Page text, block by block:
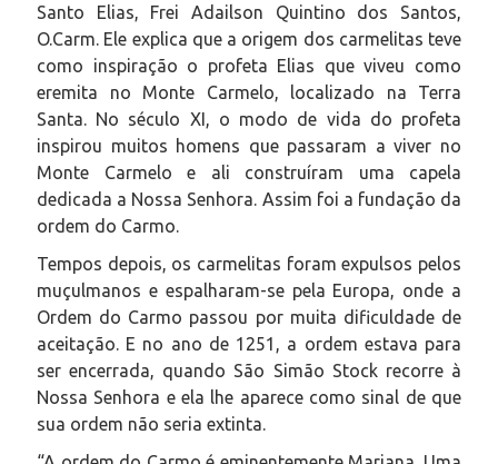
Santo Elias, Frei Adailson Quintino dos Santos,
O.Carm. Ele explica que a origem dos carmelitas teve
como inspiração o profeta Elias que viveu como
eremita no Monte Carmelo, localizado na Terra
Santa. No século XI, o modo de vida do profeta
inspirou muitos homens que passaram a viver no
Monte Carmelo e ali construíram uma capela
dedicada a Nossa Senhora. Assim foi a fundação da
ordem do Carmo.
Tempos depois, os carmelitas foram expulsos pelos
muçulmanos e espalharam-se pela Europa, onde a
Ordem do Carmo passou por muita dificuldade de
aceitação. E no ano de 1251, a ordem estava para
ser encerrada, quando São Simão Stock recorre à
Nossa Senhora e ela lhe aparece como sinal de que
sua ordem não seria extinta.